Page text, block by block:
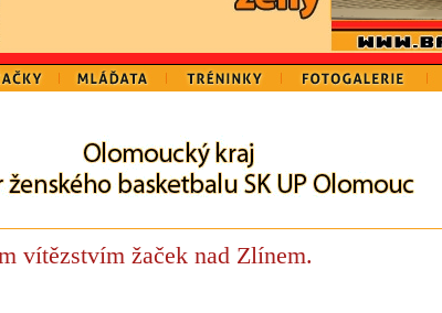
vítězstvím žaček nad Zlínem.